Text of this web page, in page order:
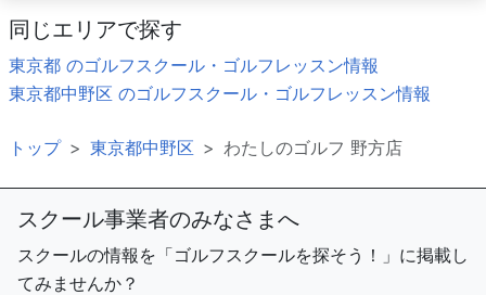
同じエリアで探す
東京都 のゴルフスクール・ゴルフレッスン情報
東京都中野区 のゴルフスクール・ゴルフレッスン情報
トップ 東京都中野区 わたしのゴルフ 野方店
スクール事業者のみなさまへ
スクールの情報を「ゴルフスクールを探そう！」に掲載し
てみませんか？